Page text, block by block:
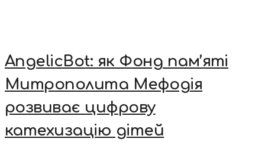
AngelicBot: як Фонд пам’яті
Митрополита Мефодія
розвиває цифрову
катехизацію дітей